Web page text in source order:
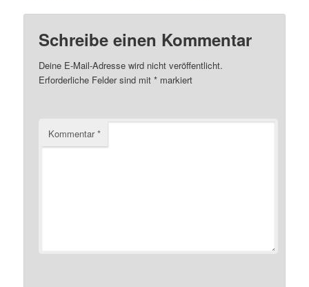
Schreibe einen Kommentar
Deine E-Mail-Adresse wird nicht veröffentlicht.
Erforderliche Felder sind mit* markiert
Kommentar*